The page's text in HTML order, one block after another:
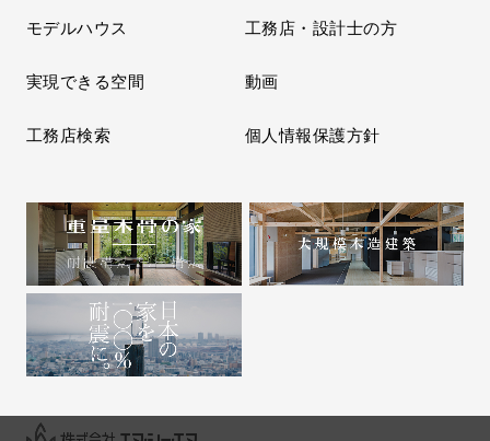
モデルハウス 工務店・設計士の方
実現できる空間 動画
工務店検索 個人情報保護方針